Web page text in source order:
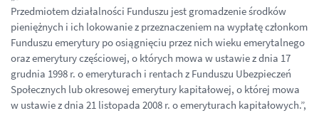
Przedmiotem działalności Funduszu jest gromadzenie środków
pieniężnych i ich lokowanie z przeznaczeniem na wypłatę członkom
Funduszu emerytury po osiągnięciu przez nich wieku emerytalnego
oraz emerytury częściowej, o których mowa w ustawie z dnia 17
grudnia 1998 r. o emeryturach i rentach z Funduszu Ubezpieczeń
Społecznych lub okresowej emerytury kapitałowej, o której mowa
w ustawie z dnia 21 listopada 2008 r. o emeryturach kapitałowych.”,